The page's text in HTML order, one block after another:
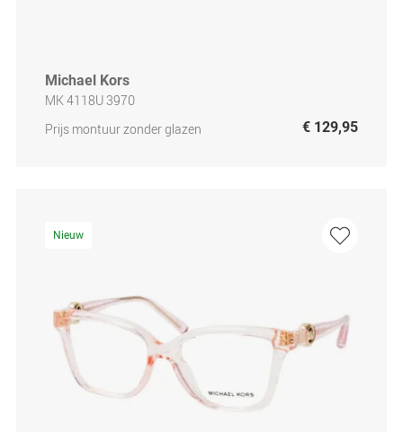
Michael Kors
MK 4118U 3970
Prijs montuur zonder glazen
€ 129,95
Nieuw